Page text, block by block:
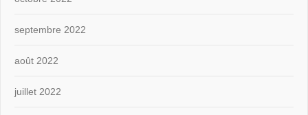
septembre 2022
août 2022
juillet 2022